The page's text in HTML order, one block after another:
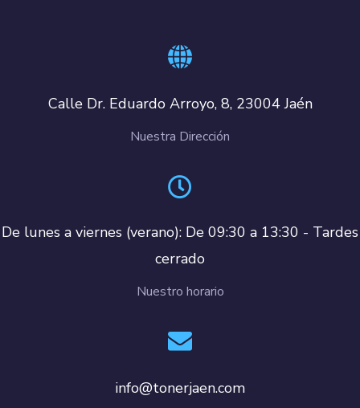
Calle Dr. Eduardo Arroyo, 8, 23004 Jaén
Nuestra Dirección
De lunes a viernes (verano): De 09:30 a 13:30 - Tardes
cerrado
Nuestro horario
info@tonerjaen.com